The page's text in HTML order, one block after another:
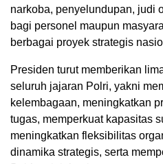
narkoba, penyelundupan, judi
bagi personel maupun
berbagai proyek strategis
Presiden turut memberikan
seluruh jajaran Polri, yakni
kelembagaan, meningkatkan
tugas, memperkuat kapasitas
meningkatkan fleksibilitas
dinamika strategis, serta